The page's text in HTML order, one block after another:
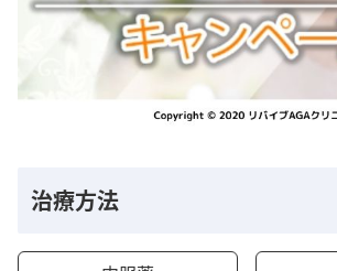
治療方法